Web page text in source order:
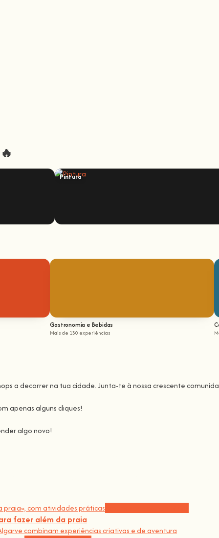
Pintura
Gastronomia e Bebidas
Mais de 130 experiências
a decorrer na tua cidade. Junta-te à nossa crescente
apenas alguns cliques!
algo novo!
fazer além da praia
combinam experiências criativas e de aventura